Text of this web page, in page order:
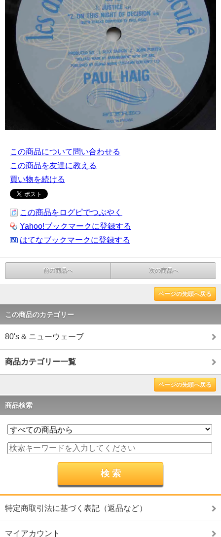
この商品について問い合わせる
この商品を友達に教える
買い物を続ける
この商品をログピでつぶやく
Yahoo!ブックマークに登録する
はてなブックマークに登録する
前の商品へ 次の商品へ
ページの先頭へ戻る
この商品のカテゴリー
80's & ニューウェーブ
商品カテゴリー一覧
ページの先頭へ戻る
商品検索
特定商取引法に基づく表記（返品など）
マイアカウント